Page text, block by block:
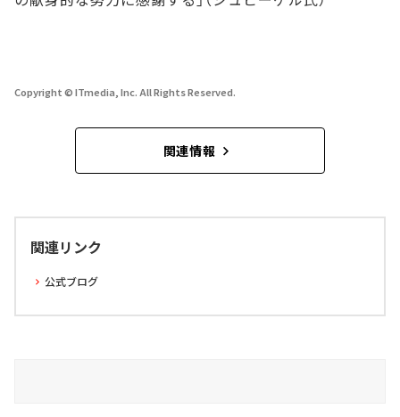
Copyright © ITmedia, Inc. All Rights Reserved.
関連情報
関連リンク
公式ブログ